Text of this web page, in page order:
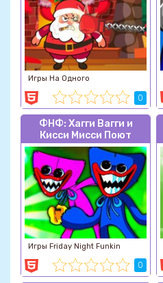
Игры На Одного
0
ФНФ: Хагги Вагги и
Кисси Мисси Поют
Игры Friday Night Funkin
0